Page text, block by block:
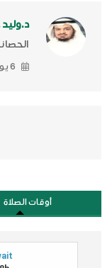
د.وليد
6 يوليو, 2026
أوقات الصلاة